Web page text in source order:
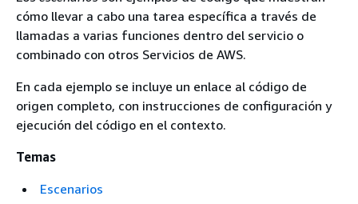
cómo llevar a cabo una tarea específica a través de
llamadas a varias funciones dentro del servicio o
combinado con otros Servicios de AWS.
En cada ejemplo se incluye un enlace al código de
origen completo, con instrucciones de configuración y
ejecución del código en el contexto.
Temas
Escenarios